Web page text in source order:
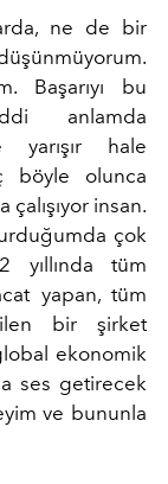
ne de bir
Başarıyı bu
anlamda
yarışır hale
böyle olunca
insan.
çok
yıllında tüm
yapan, tüm
bir şirket
ekonomik
ses getirecek
ve bununla